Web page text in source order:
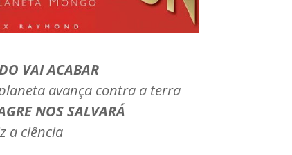
VAI ACABAR
avança contra a terra
NOS SALVARÁ
a ciência